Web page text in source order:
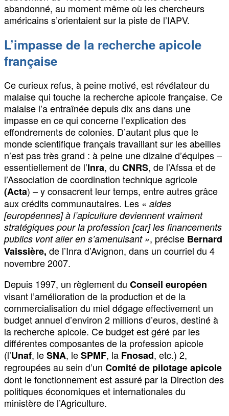
abandonné, au moment même où les chercheurs
américains s’orientaient sur la piste de l’IAPV.
L’impasse de la recherche apicole
française
Ce curieux refus, à peine motivé, est révélateur du
malaise qui touche la recherche apicole française. Ce
malaise l’a entraînée depuis dix ans dans une
impasse en ce qui concerne l’explication des
effondrements de colonies. D’autant plus que le
monde scientifique français travaillant sur les abeilles
n’est pas très grand : à peine une dizaine d’équipes –
essentiellement de l’Inra, du CNRS, de l’Afssa et de
l’Association de coordination technique agricole
(Acta) – y consacrent leur temps, entre autres grâce
aux crédits communautaires. Les « aides
[européennes] à l’apiculture deviennent vraiment
stratégiques pour la profession [car] les financements
publics vont aller en s’amenuisant », précise Bernard
Vaissière, de l’Inra d’Avignon, dans un courriel du 4
novembre 2007.
Depuis 1997, un règlement du Conseil européen
visant l’amélioration de la production et de la
commercialisation du miel dégage effectivement un
budget annuel d’environ 2 millions d’euros, destiné à
la recherche apicole. Ce budget est géré par les
différentes composantes de la profession apicole
(l’Unaf, leSNA, leSPMF, la Fnosad, etc.) 2,
regroupées au sein d’un Comité de pilotage apicole
dont le fonctionnement est assuré par la Direction des
politiques économiques et internationales du
ministère de l’Agriculture.